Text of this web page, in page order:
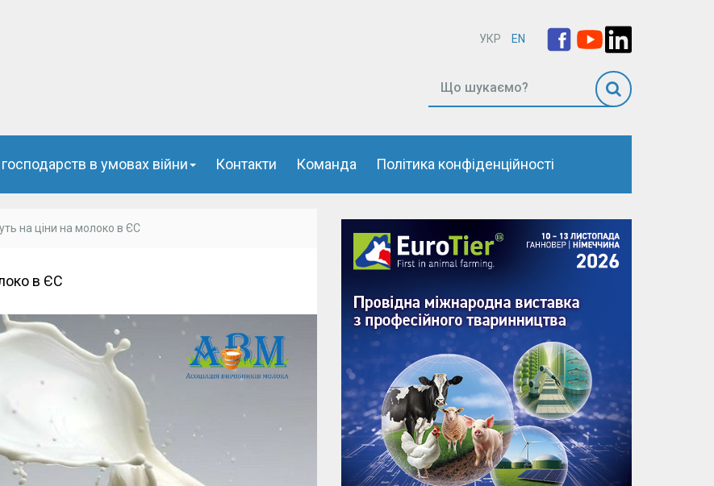
УКР EN
в умовах війни Контакти Команда Політика конфіденційності
на ціни на молоко в ЄС
в ЄС